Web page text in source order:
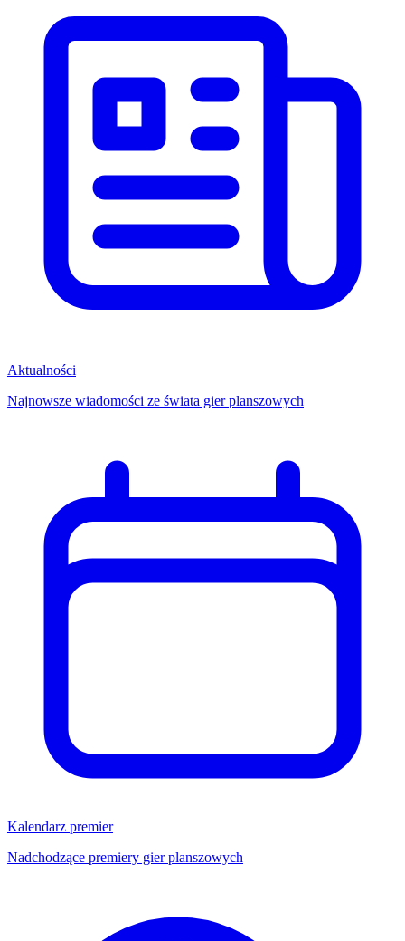
Aktualności
Najnowsze wiadomości ze świata gier planszowych
Kalendarz premier
Nadchodzące premiery gier planszowych